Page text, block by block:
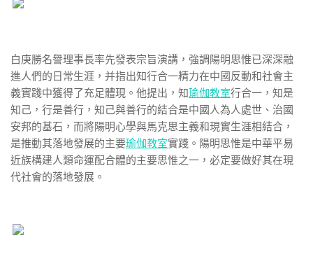
白庚勝名譽理事長率先發表宗旨演講，強調陽明思惟已深深融
進人們的日常生涯，并指出知行合一精力在中國反動和社會主
義實踐中獲得了充足體現。他提出，知瑜伽教室行合一，知是
知己，行是善行，知己與善行的結合是中國人為人處世、治國
安邦的基石，而將陽明心學與馬克思主義和現實生涯相結合，
是推動其落地發展的主要瑜伽教室實踐。陽明思惟是中華平易
近族構建人類命運配合體的主要思惟之一，必定要做好其在現
代社會的落地發展。